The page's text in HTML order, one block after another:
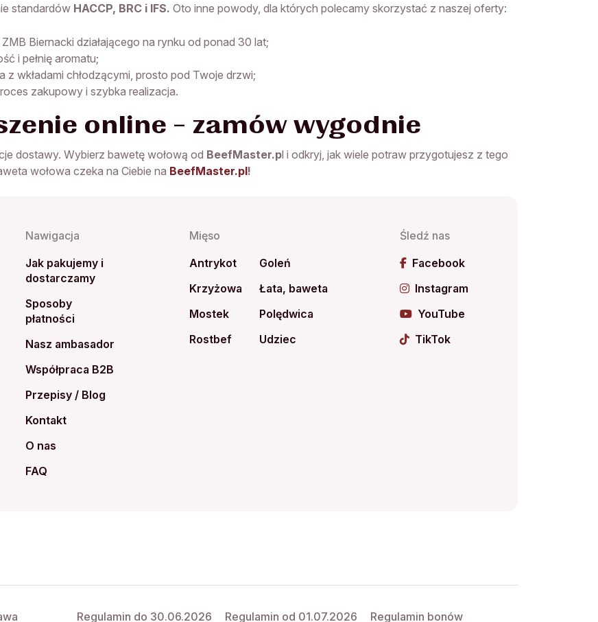
standardów HACCP, BRC i IFS. Oto inne powody, dla których polecamy skorzystać z naszej oferty:
Biernacki działającego na rynku od ponad 30 lat;
i pełnię aromatu;
z wkładami chłodzącymi, prosto pod Twoje drzwi;
zakupowy i szybka realizacja.
online – zamów wygodnie
dostawy. Wybierz bawetę wołową od BeefMaster.pl i odkryj, jak wiele potraw przygotujesz z tego
wołowa czeka na Ciebie na BeefMaster.pl!
Nawigacja
Jak pakujemy i
dostarczamy
Sposoby
płatności
Nasz ambasador
Współpraca B2B
Przepisy / Blog
Kontakt
O nas
FAQ
Mięso
Antrykot
Goleń
Krzyżowa
Łata, baweta
Mostek
Polędwica
Rostbef
Udziec
Śledź nas
Facebook
Instagram
YouTube
TikTok
Regulamin do 30.06.2026 Regulamin od 01.07.2026 Regulamin bonów